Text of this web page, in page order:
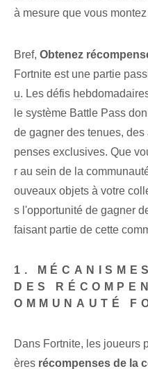
à mesure que vous
Bref,⁤ Obtenez
Fortnite est une partie
u. Les défis
le système Battle Pass
de gagner des tenues,
penses exclusives. Que
r au sein de la
ouveaux objets à votre
s l'opportunité de gagner
faisant partie de cette
1.
DES
OMMUNAUTÉ
Dans Fortnite, les joueurs
ères récompenses de la